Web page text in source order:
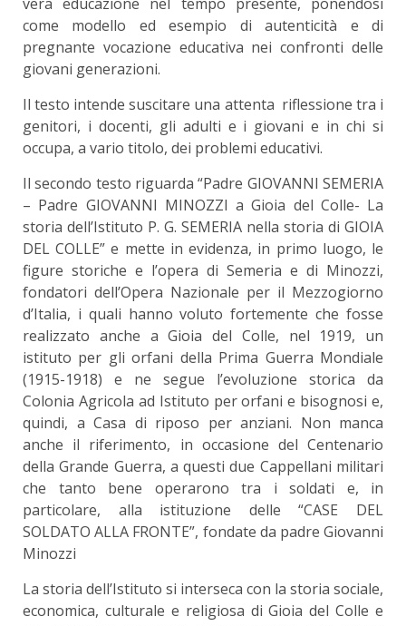
come modello ed esempio di autenticità e di
pregnante vocazione educativa nei confronti delle
giovani generazioni.
Il testo intende suscitare una attenta riflessione tra i
genitori, i docenti, gli adulti e i giovani e in chi si
occupa, a vario titolo, dei problemi educativi.
Il secondo testo riguarda “Padre GIOVANNI SEMERIA
– Padre GIOVANNI MINOZZI a Gioia del Colle- La
storia dell’Istituto P. G. SEMERIA nella storia di GIOIA
DEL COLLE” e mette in evidenza, in primo luogo, le
figure storiche e l’opera di Semeria e di Minozzi,
fondatori dell’Opera Nazionale per il Mezzogiorno
d’Italia, i quali hanno voluto fortemente che fosse
realizzato anche a Gioia del Colle, nel 1919, un
istituto per gli orfani della Prima Guerra Mondiale
(1915-1918) e ne segue l’evoluzione storica da
Colonia Agricola ad Istituto per orfani e bisognosi e,
quindi, a Casa di riposo per anziani. Non manca
anche il riferimento, in occasione del Centenario
della Grande Guerra, a questi due Cappellani militari
che tanto bene operarono tra i soldati e, in
particolare, alla istituzione delle “CASE DEL
SOLDATO ALLA FRONTE”, fondate da padre Giovanni
Minozzi
La storia dell’Istituto si interseca con la storia sociale,
economica, culturale e religiosa di Gioia del Colle e